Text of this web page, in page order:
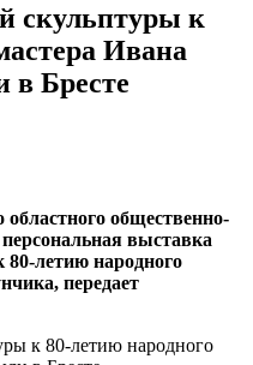
скульптуры к
Ивана
в Бресте
общественно-
выставка
летию народного
передает